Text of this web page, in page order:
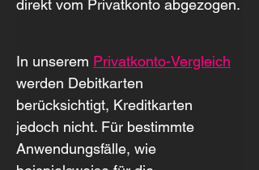
direkt vom Privatkonto abgezogen.
In unserem Privatkonto-Vergleich
werden Debitkarten
berücksichtigt, Kreditkarten
jedoch nicht. Für bestimmte
Anwendungsfälle, wie